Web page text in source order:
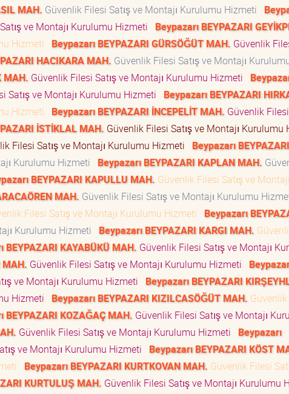
MAH. Güvenlik Filesi Satış ve Montajı Kurulumu Hizmeti
ve Montajı Kurulumu Hizmeti
Beypazarı BEYPAZARI
Hizmeti Beypazarı BEYPAZARI GÜRSÖĞÜT MAH. Güvenlik
HACIKARA MAH. Güvenlik Filesi Satış ve Montajı
MAH. Güvenlik Filesi Satış ve Montajı Kurulumu Hizmeti
Satış ve Montajı Kurulumu Hizmeti
Beypazarı BEYPAZARI
Hizmeti Beypazarı BEYPAZARI İNCEPELİT MAH. Güvenlik
İSTİKLAL MAH. Güvenlik Filesi Satış ve Montajı Kurulumu
Filesi Satış ve Montajı Kurulumu Hizmeti
Beypazarı BEYPAZARI
Kurulumu Hizmeti Beypazarı BEYPAZARI KAPLAN MAH.
BEYPAZARI KAPULLU MAH. Güvenlik Filesi Satış ve Montajı
MAH. Güvenlik Filesi Satış ve Montajı Kurulumu
Filesi Satış ve Montajı Kurulumu Hizmeti
Beypazarı
Kurulumu Hizmeti Beypazarı BEYPAZARI KARGI MAH.
BEYPAZARI KAYABÜKÜ MAH. Güvenlik Filesi Satış ve Montajı
MAH. Güvenlik Filesi Satış ve Montajı Kurulumu Hizmeti
ve Montajı Kurulumu Hizmeti
Beypazarı BEYPAZARI
Hizmeti Beypazarı BEYPAZARI KIZILCASÖĞÜT MAH.
BEYPAZARI KOZAĞAÇ MAH. Güvenlik Filesi Satış ve Montajı
Güvenlik Filesi Satış ve Montajı Kurulumu Hizmeti
Beypazarı
ve Montajı Kurulumu Hizmeti
Beypazarı BEYPAZARI KÖST
Beypazarı BEYPAZARI KURTKOVAN MAH. Güvenlik Filesi
KURTULUŞ MAH. Güvenlik Filesi Satış ve Montajı Kurulumu